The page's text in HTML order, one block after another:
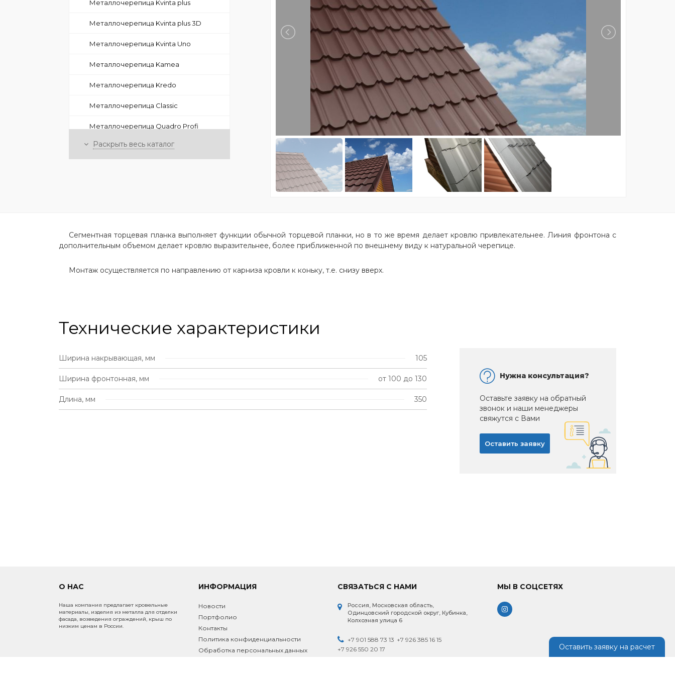
Металлочерепица Kvinta plus
Металлочерепица Kvinta plus 3D
Металлочерепица Kvinta Uno
Металлочерепица Kamea
Металлочерепица Kredo
Металлочерепица Classic
Металлочерепица Quadro Profi
Металлочерепица с каменной
Мягкая кровля (Битумная черепица)
+
СОФИТЫ
ИЗОЛЯЦИОННЫЕ МАТЕРИАЛЫ
ДЛЯ КРОВЛИ И ФАСАДА
Раскрыть весь каталог
Сегментная торцевая планка выполняет функции обычной торцевой планки, но в то же время делает кровлю привлекательнее. Линия фронтона с
дополнительным объемом делает кровлю выразительнее, более приближенной по внешнему виду к натуральной черепице.
Монтаж осуществляется по направлению от карниза кровли к коньку, т.е. снизу вверх.
Технические характеристики
Ширина накрывающая, мм 105
Ширина фронтонная, мм от 100 до 130
Длина, мм 350
Нужна консультация?
Оставьте заявку на обратный
звонок и наши менеджеры
свяжутся с Вами
Оставить заявку
О НАС
Наша компания предлагает кровельные
материалы, изделия из металла для отделки
фасада, возведения ограждений, крыш по
низким ценам в России.
ИНФОРМАЦИЯ
Новости
Портфолио
Контакты
Политика конфиденциальности
Обработка персональных данных
СВЯЗАТЬСЯ С НАМИ
Россия, Московская область,
Одинцовский городской округ, Кубинка,
Колхозная улица 6
+7 901 588 73 13 +7 926 385 16 15
+7 926 550 20 17
МЫ В СОЦСЕТЯХ
Оставить заявку на расчет